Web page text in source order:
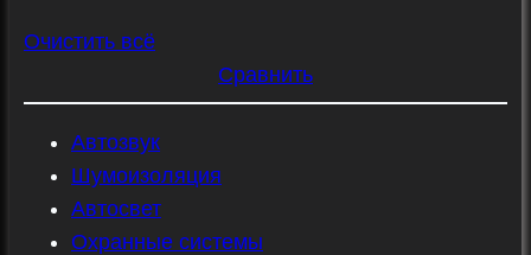
Очистить всё
Сравнить
Автозвук
Шумоизоляция
Автосвет
Охранные системы